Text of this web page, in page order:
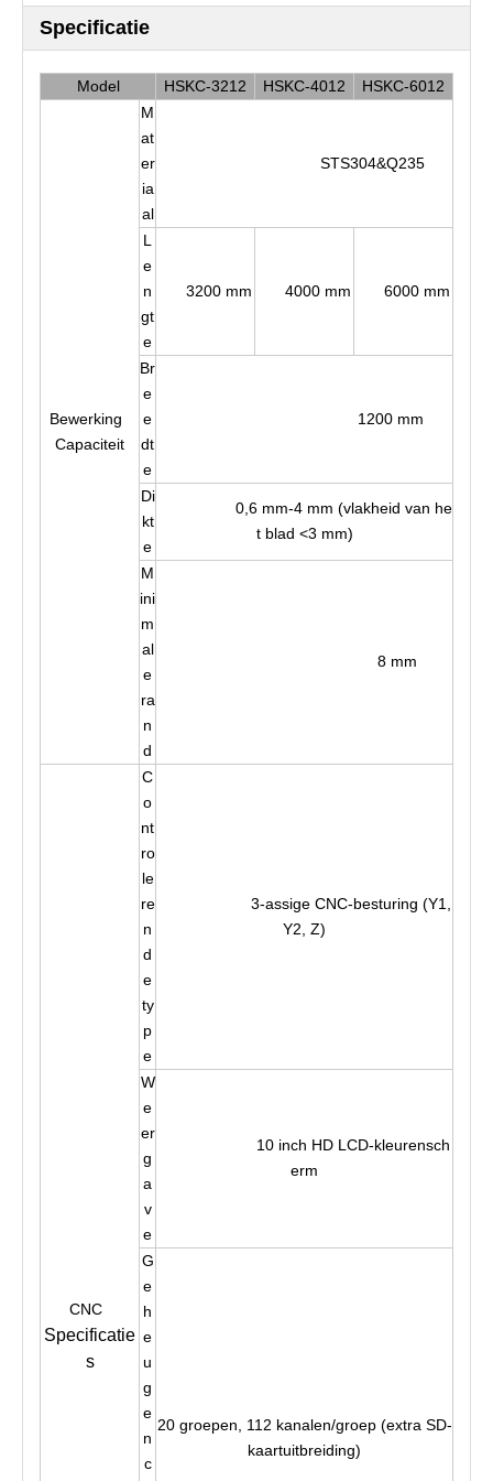
Specificatie
Model HSKC-3212 HSKC-4012 HSKC-6012
Bewerking
Capaciteit
M
at
er
ia
al
STS304&Q235
L
e
n
gt
e
3200 mm 4000 mm 6000 mm
Br
e
e
dt
e
1200 mm
Di
kt
e
0,6 mm-4 mm (vlakheid van he
t blad <3 mm)
M
ini
m
al
e
ra
n
d
8 mm
CNC
Specificatie
s
C
o
nt
ro
le
re
n
d
e
ty
p
e
3-assige CNC-besturing (Y1,
Y2, Z)
W
e
er
g
a
v
e
10 inch HD LCD-kleurensch
erm
G
e
h
e
u
g
e
n
c
20 groepen, 112 kanalen/groep (extra SD-
kaartuitbreiding)